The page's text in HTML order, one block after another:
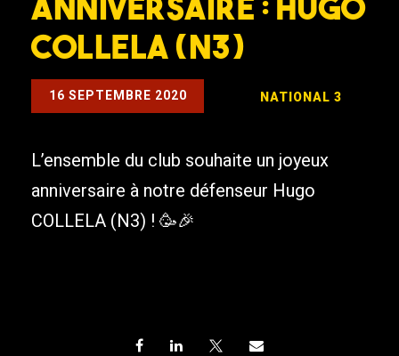
COLLELA (N3)
16 SEPTEMBRE 2020 NATIONAL 3
L’ensemble du club souhaite un joyeux
anniversaire à notre défenseur Hugo
COLLELA (N3) ! 🥳🎉